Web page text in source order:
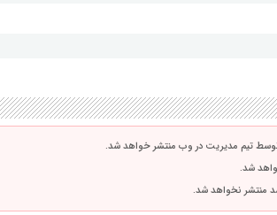
تیم مدیریت در وب منتشر خواهد شد.
شد.
منتشر نخواهد شد.